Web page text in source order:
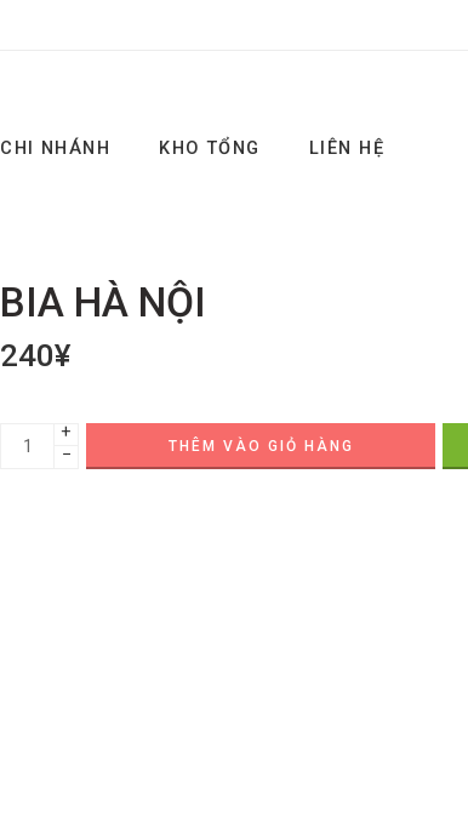
CHI NHÁNH KHO TỔNG LIÊN HỆ
BIA HÀ NỘI
240¥
+
−
THÊM VÀO GIỎ HÀNG